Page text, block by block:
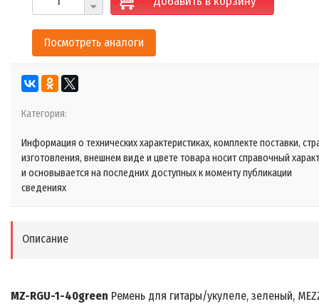
Посмотреть аналоги
Категория:
Информация о технических характеристиках, комплекте поставки,
изготовления, внешнем виде и цвете товара носит справочный
и основывается на последних доступных к моменту публикации
сведениях
Описание
MZ-RGU-1-40green Ремень для гитары/укулеле, зеленый,